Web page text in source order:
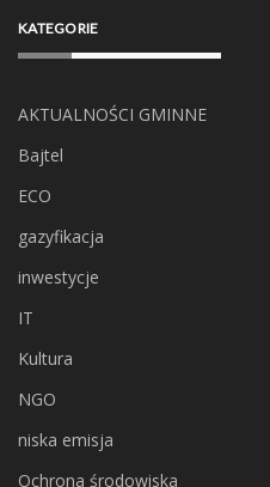
KATEGORIE
AKTUALNOŚCI GMINNE
Bajtel
ECO
gazyfikacja
inwestycje
IT
Kultura
NGO
niska emisja
Ochrona środowiska